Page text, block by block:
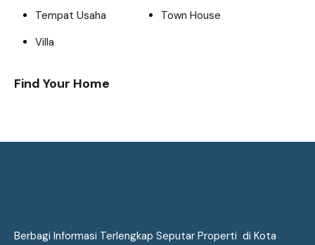
Tempat Usaha
Town House
Villa
Find Your Home
Berbagi Informasi Terlengkap Seputar Properti di Kota